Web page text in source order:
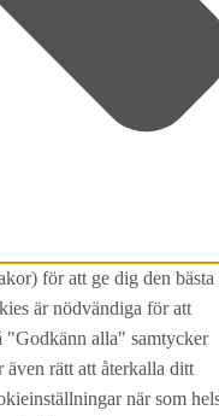
för att ge dig den bästa
är nödvändiga för att
"Godkänn alla" samtycker
rätt att återkalla ditt
när som